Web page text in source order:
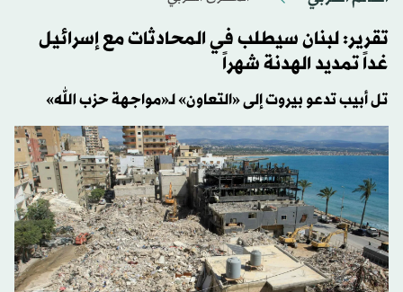
تقرير: لبنان سيطلب في المحادثات مع إسرائيل
غداً تمديد الهدنة شهراً
تل أبيب تدعو بيروت إلى «التعاون» لـ«مواجهة حزب الله»